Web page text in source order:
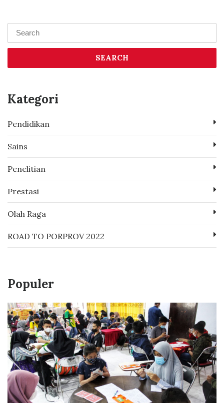
SEARCH
Kategori
Pendidikan
Sains
Penelitian
Prestasi
Olah Raga
ROAD TO PORPROV 2022
Populer